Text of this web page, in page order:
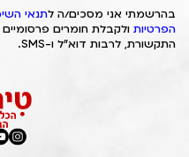
בהרשמתי אני מסכים/ה לתנאי
הפרטיות ולקבלת חומרים
התקשורת, לרבות דוא"ל ו-SMS.